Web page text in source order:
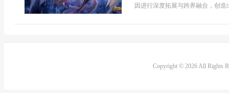
因进行深度拓展与跨界融合，创造
Copyright © 2026 All Rights